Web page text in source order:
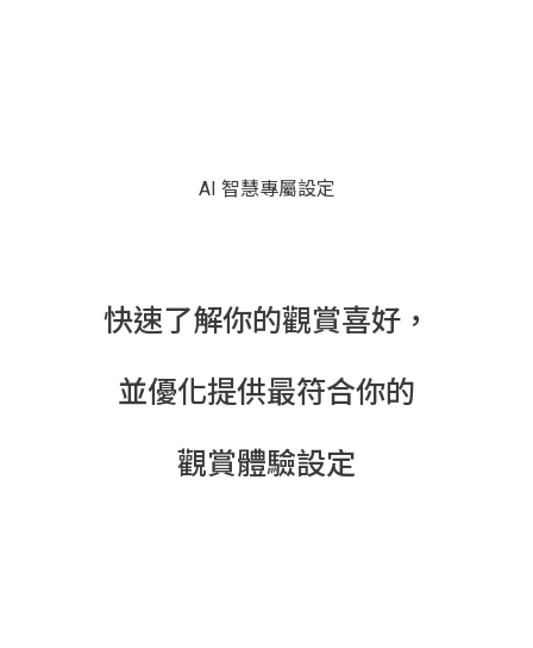
AI 智慧專屬設定
快速了解你的觀賞喜好，
並優化提供最符合你的
觀賞體驗設定